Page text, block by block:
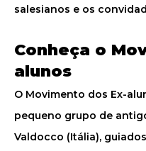
salesianos e os
Conheça o
alunos
O Movimento dos Ex-
pequeno grupo de
Valdocco (Itália),